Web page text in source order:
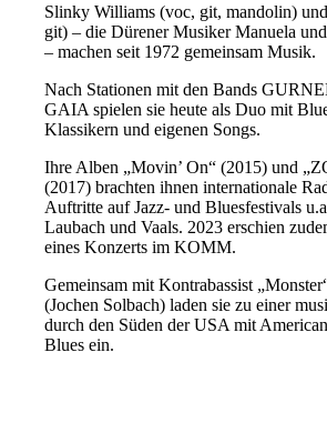
Slinky Williams (voc, git, mandolin)
git) – die Dürener Musiker Manuela
– machen seit 1972 gemeinsam Musik.
Nach Stationen mit den Bands
GAIA spielen sie heute als Duo mit
Klassikern und eigenen Songs.
Ihre Alben „Movin’ On“ (2015) und
(2017) brachten ihnen internationale
Auftritte auf Jazz- und Bluesfestivals
Laubach und Vaals. 2023 erschien
eines Konzerts im KOMM.
Gemeinsam mit Kontrabassist
(Jochen Solbach) laden sie zu einer
durch den Süden der USA mit
Blues ein.